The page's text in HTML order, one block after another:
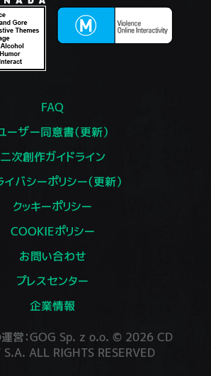
FAQ
ーザー同意書（更新）
二次創作ガイドライン
イバシーポリシー（更新）
クッキーポリシー
COOKIEポリシー
お問い合わせ
プレスセンター
企業情報
運営：GOG Sp. z o.o. © 2026 CD
S.A. ALL RIGHTS RESERVED